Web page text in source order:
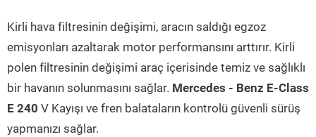
Kirli hava filtresinin değişimi, aracın saldığı egzoz
emisyonları azaltarak motor performansını arttırır. Kirli
polen filtresinin değişimi araç içerisinde temiz ve sağlıklı
bir havanın solunmasını sağlar. Mercedes - Benz E-Class
E 240 V Kayışı ve fren balataların kontrolü güvenli sürüş
yapmanızı sağlar.